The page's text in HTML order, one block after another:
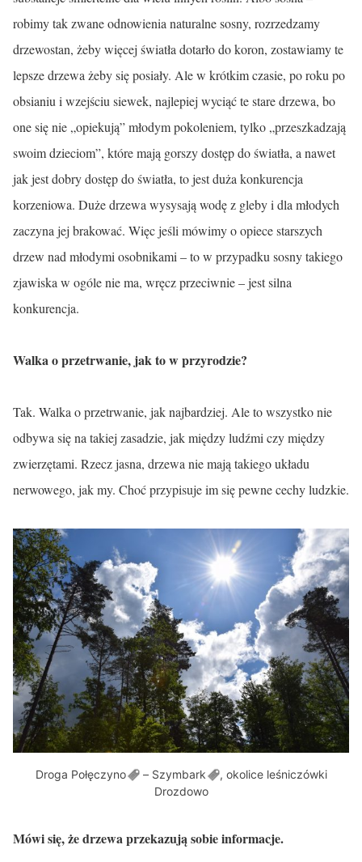
robimy tak zwane odnowienia naturalne sosny, rozrzedzamy
drzewostan, żeby więcej światła dotarłodo koron, zostawiamy te
lepsze drzewa żeby się posiały. Ale w krótkim czasie, po roku po
obsianiu i wzejściu siewek, najlepiej wyciąć te stare drzewa, bo
one się nie „opiekują” młodym pokoleniem, tylko „przeszkadzają
swoim dzieciom”, które mają gorszy dostęp do światła, a nawet
jak jest dobry dostęp do światła, to jest duża konkurencja
korzeniowa. Duże drzewa wysysają wodę z gleby i dla młodych
zaczyna jej brakować. Więc jeśli mówimy o opiece starszych
drzew nad młodymi osobnikami – to w przypadku sosny takiego
zjawiska w ogóle nie ma, wręcz przeciwnie – jest silna
konkurencja.
Walka o przetrwanie, jak to w przyrodzie?
Tak. Walka o przetrwanie, jak najbardziej. Ale to wszystko nie
odbywa się na takiej zasadzie, jak między ludźmi czy między
zwierzętami. Rzecz jasna, drzewa nie mają takiego układu
nerwowego, jak my. Choć przypisuje im się pewne cechy ludzkie.
Droga Połęczyno – Szymbark
, okolice leśniczówki
Drozdowo
Mówi się, że drzewa przekazują sobie informacje.